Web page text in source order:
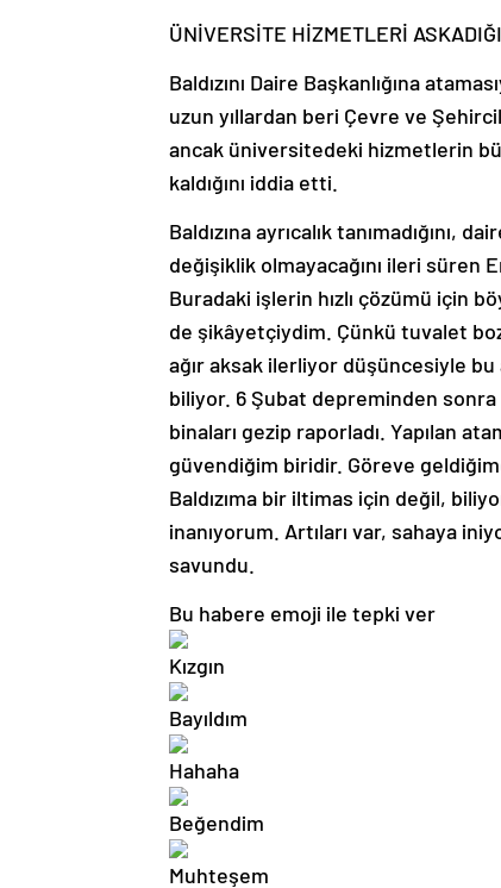
ÜNİVERSİTE HİZMETLERİ
Baldızını Daire Başkanlığına
uzun yıllardan beri Çevre ve
ancak üniversitedeki hizmetlerin
kaldığını iddia etti.
Baldızına ayrıcalık tanımadığını,
değişiklik olmayacağını ileri süren
Buradaki işlerin hızlı çözümü için
de şikâyetçiydim. Çünkü tuvalet
ağır aksak ilerliyor düşüncesiyle bu
biliyor. 6 Şubat depreminden
binaları gezip raporladı. Yapılan
güvendiğim biridir. Göreve
Baldızıma bir iltimas için değil,
inanıyorum. Artıları var, sahaya
savundu.
Bu habere emoji ile tepki ver